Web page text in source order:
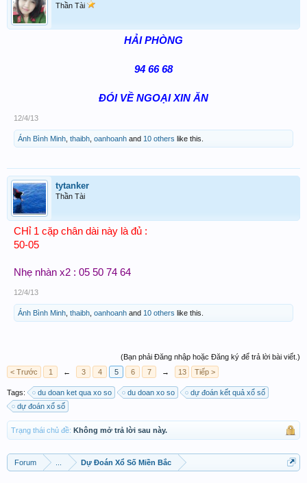
Thần Tài
HẢI PHÒNG
94 66 68
ĐÓI VỀ NGOẠI XIN ĂN​
12/4/13
Ánh Bình Minh thaibh oanhoanh and 10 others like this.
tytanker
Thần Tài
CHỉ 1 cặp chân dài này là đủ :
50-05
Nhẹ nhàn x2 : 05 50 74 64
12/4/13
Ánh Bình Minh thaibh oanhoanh and 10 others like this.
(Bạn phải Đăng nhập hoặc Đăng ký để trả lời bài viết.)
< Trước
1 ← 3 4 5 6 7 → 13 Tiếp >
Tags: du doan ket qua xo so du doan xo so
dự đoán kết quả xổ số
dự đoán xổ số
Trạng thái chủ đề: Không mở trả lời sau này.
Forum Dự Đoán Xổ Số Miền Bắc